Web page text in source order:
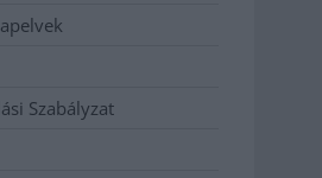
Szabályzat